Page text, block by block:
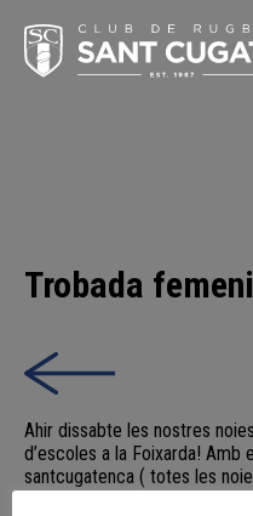
Trobada
Ahir dissabte les nostres
d’escoles a la Foixarda! Amb
santcugatenca ( totes les